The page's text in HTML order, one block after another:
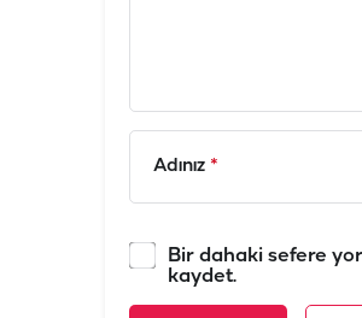
Adınız *
Bir dahaki sefere
kaydet.